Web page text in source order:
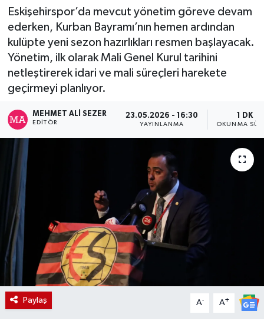
Eskişehirspor’da mevcut yönetim göreve devam
ederken, Kurban Bayramı’nın hemen ardından
kulüpte yeni sezon hazırlıkları resmen başlayacak.
Yönetim, ilk olarak Mali Genel Kurul tarihini
netleştirerek idari ve mali süreçleri harekete
geçirmeyi planlıyor.
MEHMET ALI SEZER
EDITÖR
23.05.2026 - 16:30
YAYINLANMA
1 DK
OKUNMA
Paylaş A- A+
Son Dakika Haberleri
Haber Arşivi